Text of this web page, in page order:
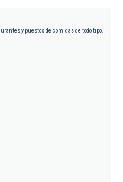
y puestos de comidas de todo tipo.